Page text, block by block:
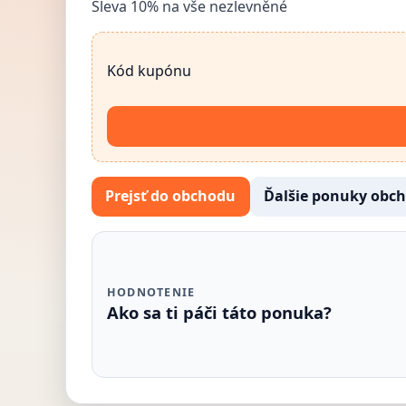
Sleva 10% na vše nezlevněné
Kód kupónu
Prejsť do obchodu Ďalšie ponuky
HODNOTENIE
Ako sa ti páči táto ponuka?